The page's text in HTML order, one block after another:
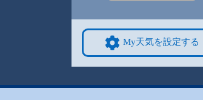
My天気を設定する